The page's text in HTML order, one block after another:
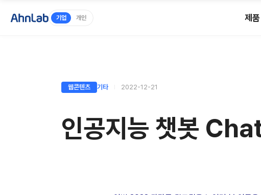
기업 개인 제품
웹콘텐츠 기타 2022-12-21
인공지능 챗봇